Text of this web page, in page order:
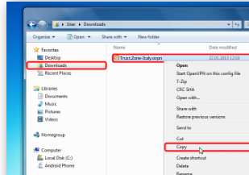
Trust.Zone-Italy.ovpn